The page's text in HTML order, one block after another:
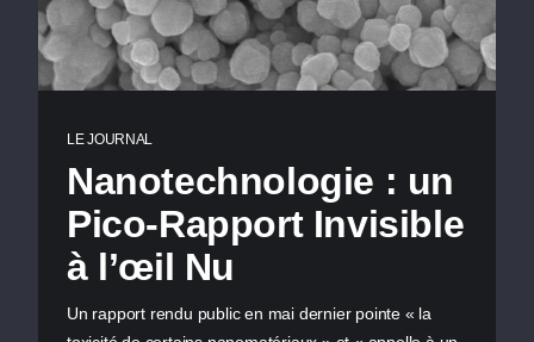
LE JOURNAL
Nanotechnologie : un
Pico-Rapport Invisible
à l’œil Nu
Un rapport rendu public en mai dernier pointe « la